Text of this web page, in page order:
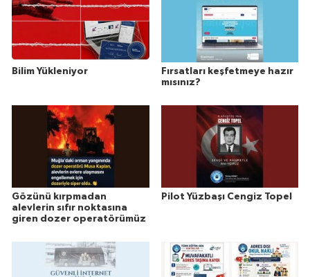
Bilim Yükleniyor
Fırsatları keşfetmeye hazır
mısınız?
Gözünü kırpmadan
alevlerin sıfır noktasına
giren dozer operatörümüz
Pilot Yüzbaşı Cengiz Topel